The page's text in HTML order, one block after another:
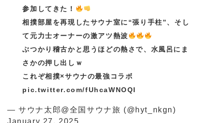
参加してきた！
相撲部屋を再現したサウナ室に“張り手柱”、そし
て元力士オーナーの激アツ熱波
ぶつかり稽古かと思うほどの熱さで、水風呂にま
さかの押し出しｗ
これぞ相撲×サウナの最強コラボ
pic.twitter.com/fUhcaWNOQI
— サウナ太郎@全国サウナ旅 (@hyt_nkgn)